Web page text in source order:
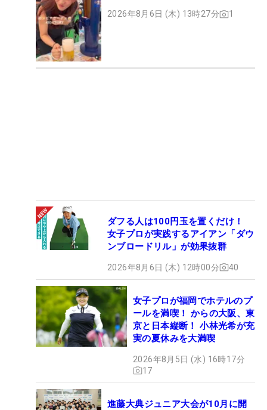
2026年8月6日 (木) 13時27分 1
ダフる人は100円玉を置くだけ！
女子プロが実践するアイアン「ダウ
ンブロードリル」が効果抜群
2026年8月6日 (木) 12時00分 40
女子プロが福岡でホテルのプ
ールを満喫！ からの大阪、東
京と日本縦断！ 小林光希が充
実の夏休みを大満喫
2026年8月5日 (水) 16時17分
17
進藤大典ジュニア大会が10月に開